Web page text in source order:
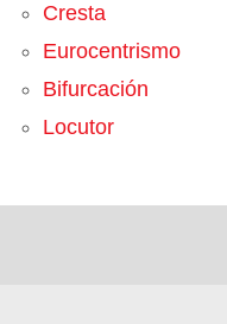
Cresta
Eurocentrismo
Bifurcación
Locutor